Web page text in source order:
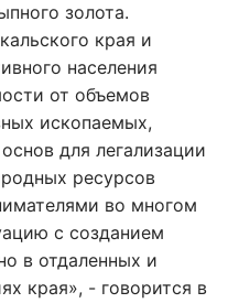
золота.
края и
населения
от объемов
ископаемых,
для легализации
ресурсов
во многом
с созданием
в отдаленных и
края», - говорится в